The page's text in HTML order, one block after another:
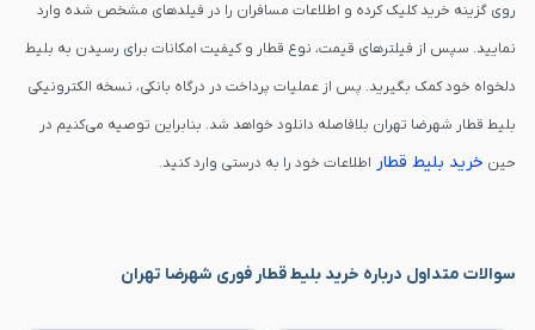
روی گزینه خرید کلیک کرده و اطلاعات مسافران را در فیلدهای مشخص شده وارد
نمایید. سپس از فیلترهای قیمت، نوع قطار و کیفیت امکانات برای رسیدن به بلیط
دلخواه خود کمک بگیرید. پس از عملیات پرداخت در درگاه بانکی، نسخه الکترونیکی
بلیط قطار شهرضا تهران بلافاصله دانلود خواهد شد. بنابراین توصیه می‌کنیم در
حین خرید بلیط قطار اطلاعات خود را به درستی وارد کنید.
سوالات متداول درباره خرید بلیط قطار فوری شهرضا تهران